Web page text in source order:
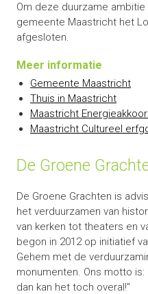
Om deze duurzame
gemeente Maastricht het
afgesloten.
Meer informatie
Gemeente Maastricht
Thuis in Maastricht
Maastricht
Maastricht Cultureel
De Groene
De Groene Grachten is
het verduurzamen van
van kerken tot theaters en
begon in 2012 op initiatief
Gehem met de
monumenten. Ons motto is:
dan kan het toch overal!"